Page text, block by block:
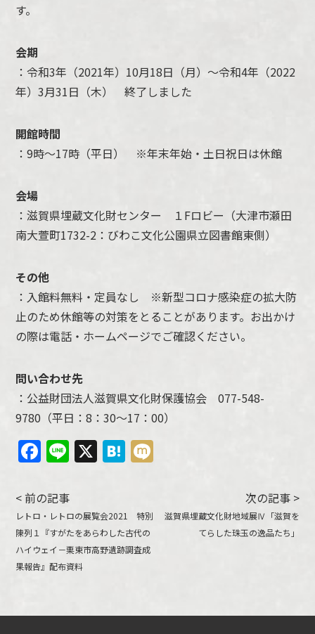
す。
会期
：令和3年（2021年）10月18日（月）～令和4年（2022
年）3月31日（木） 終了しました
開館時間
：9時～17時（平日） ※年末年始・土日祝日は休館
会場
：滋賀県埋蔵文化財センター １Fロビー（大津市瀬田
南大萱町1732-2：びわこ文化公園県立図書館東側）
その他
：入館料無料・定員なし ※新型コロナ感染症の拡大防
止のため休館等の対策をとることがあります。お出かけ
の際は電話・ホームページでご確認ください。
問い合わせ先
：公益財団法人滋賀県文化財保護協会 077-548-
9780（平日：8：30～17：00）
Facebook
Line
X Hatena
< 前の記事
レトロ・レトロの展覧会2021 特別
陳列１『すがたをあらわした古代の
ハイウェイ－栗東市高野遺跡調査成
果報告』配布資料
次の記事 >
滋賀県埋蔵文化財地域展Ⅳ「滋賀を
てらした珠玉の逸品たち」